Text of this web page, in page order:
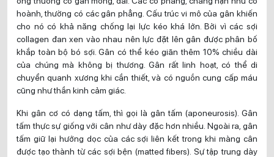
hoành, thường có các gân phẳng. Cấu trúc vi mô của gân khiến
cho nó có khả năng chống lại lực kéo khá lớn. Bởi vì các sợi
collagen đan xen vào nhau nên lực đặt lên gân được phân bố
khắp toàn bộ bó sợi. Gân có thể kéo giãn thêm 10% chiều dài
của chúng mà không bị thương. Gân rất linh hoạt, có thể di
chuyển quanh xương khi cần thiết, và có nguồn cung cấp máu
cũng như thần kinh cảm giác.
Khi gân cơ có dạng tấm, thì gọi là gân tấm (aponeurosis). Gân
tấm thực sự giống với cân như dày đặc hơn nhiều. Ngoài ra, gân
tấm giữ lại hướng dọc của các sợi liên kết trong khi màng cân
được tạo thành từ các sợi bện (matted fibers). Sự tập trung dày